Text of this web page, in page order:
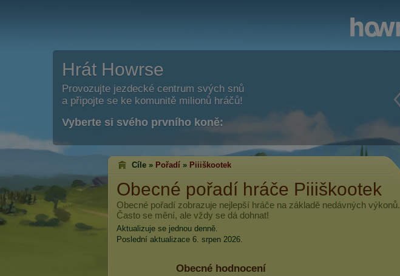
Hrát Howrse
Provozujte jezdecké centrum svých snů
a připojte se ke komunitě milionů hráčů!
Vyberte si svého prvního koně:
Cíle » Pořadí » Piiiškootek
Obecné pořadí hráče Piiiškootek
Obecné pořadí zobrazuje nejlepší hráče na základě nedávných výkonů.
Často se mění, ale vždy se dá dohnat!
Aktualizuje se jednou denně.
Poslední aktualizace 6. srpen 2026.
Obecné hodnocení